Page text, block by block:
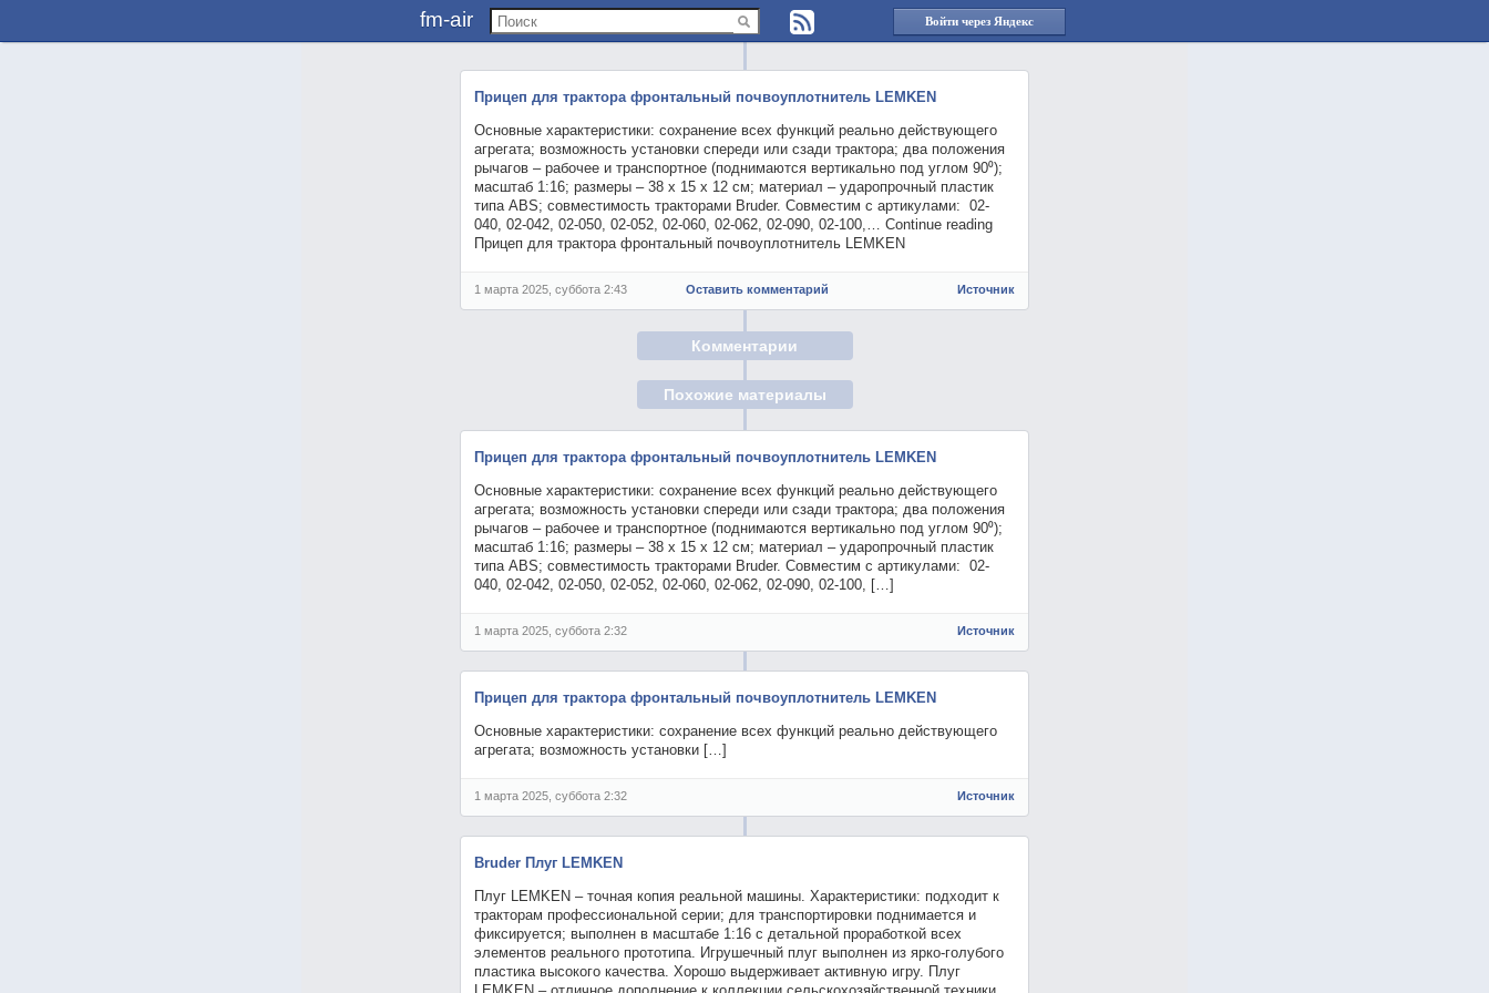
fm-air Войти через Яндекс
Прицеп для трактора фронтальный почвоуплотнитель LEMKEN
Основные характеристики: сохранение всех функций реально действующего
агрегата; возможность установки спереди или сзади трактора; два положения
рычагов – рабочее и транспортное (поднимаются вертикально под углом 90⁰);
масштаб 1:16; размеры – 38 x 15 x 12 см; материал – ударопрочный пластик
типа ABS; совместимость тракторами Bruder. Совместим с артикулами: 02-
040, 02-042, 02-050, 02-052, 02-060, 02-062, 02-090, 02-100,… Continue reading
Прицеп для трактора фронтальный почвоуплотнитель LEMKEN
1 марта 2025, суббота 2:43 Оставить комментарий Источник
Комментарии
Похожие материалы
Прицеп для трактора фронтальный почвоуплотнитель LEMKEN
Основные характеристики: сохранение всех функций реально действующего
агрегата; возможность установки спереди или сзади трактора; два положения
рычагов – рабочее и транспортное (поднимаются вертикально под углом 90⁰);
масштаб 1:16; размеры – 38 x 15 x 12 см; материал – ударопрочный пластик
типа ABS; совместимость тракторами Bruder. Совместим с артикулами: 02-
040, 02-042, 02-050, 02-052, 02-060, 02-062, 02-090, 02-100, […]
1 марта 2025, суббота 2:32 Источник
Прицеп для трактора фронтальный почвоуплотнитель LEMKEN
Основные характеристики: сохранение всех функций реально действующего
агрегата; возможность установки […]
1 марта 2025, суббота 2:32 Источник
Bruder Плуг LEMKEN
Плуг LEMKEN – точная копия реальной машины. Характеристики: подходит к
тракторам профессиональной серии; для транспортировки поднимается и
фиксируется; выполнен в масштабе 1:16 с детальной проработкой всех
элементов реального прототипа. Игрушечный плуг выполнен из ярко-голубого
пластика высокого качества. Хорошо выдерживает активную игру. Плуг